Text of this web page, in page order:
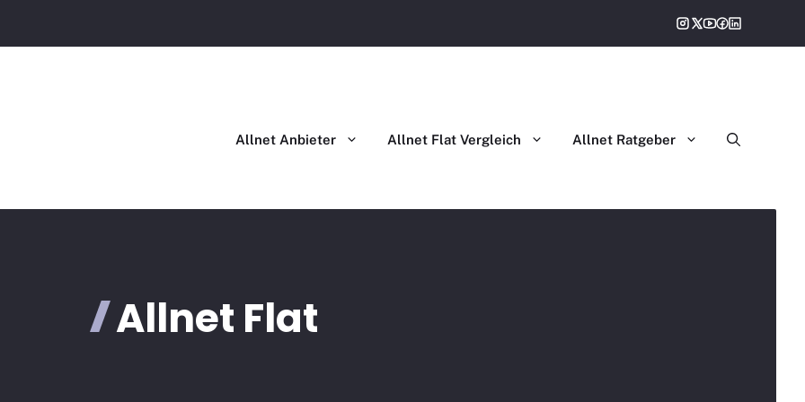
Allnet Anbieter Allnet Flat Vergleich Allnet Ratgeber
Allnet Flat